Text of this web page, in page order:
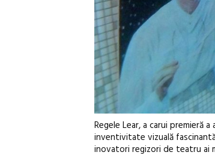
Regele Lear, a carui
inventivitate vizuală
inovatori regizori de teatru ai